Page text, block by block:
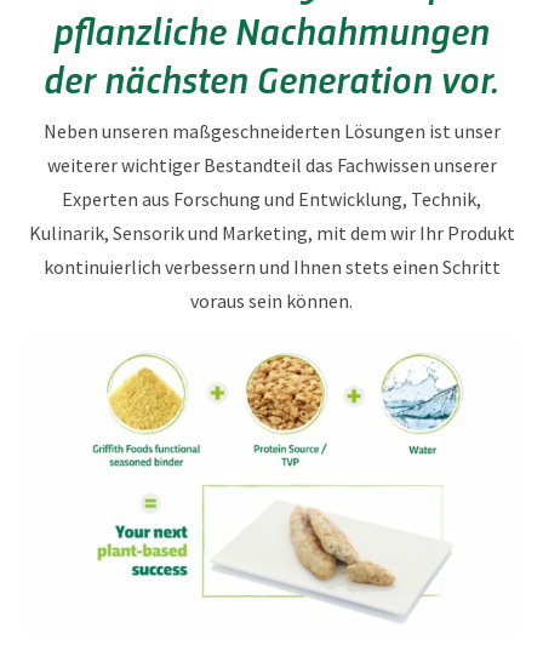
pflanzliche Nachahmungen
der nächsten Generation vor.
Neben unseren maßgeschneiderten Lösungen ist unser
weiterer wichtiger Bestandteil das Fachwissen unserer
Experten aus Forschung und Entwicklung, Technik,
Kulinarik, Sensorik und Marketing, mit dem wir Ihr Produkt
kontinuierlich verbessern und Ihnen stets einen Schritt
voraus sein können.